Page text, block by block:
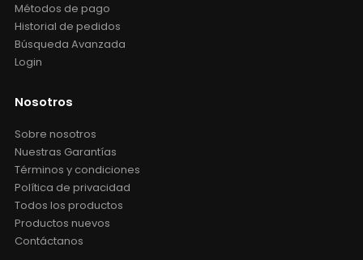
Métodos de pago
Historial de pedidos
Búsqueda Avanzada
Login
Nosotros
Sobre nosotros
Nuestras Garantías
Términos y condiciones
Política de privacidad
Todos los productos
Productos nuevos
Contáctanos